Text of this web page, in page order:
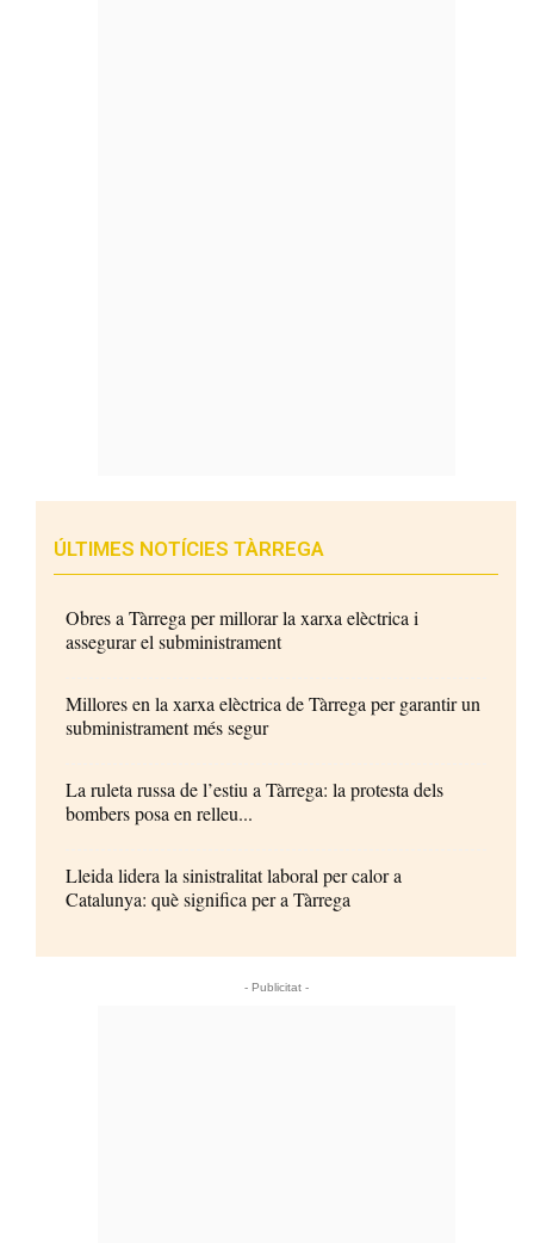
ÚLTIMES NOTÍCIES TÀRREGA
Obres a Tàrrega per millorar la xarxa elèctrica i
assegurar el subministrament
Millores en la xarxa elèctrica de Tàrrega per garantir un
subministrament més segur
La ruleta russa de l’estiu a Tàrrega: la protesta dels
bombers posa en relleu...
Lleida lidera la sinistralitat laboral per calor a
Catalunya: què significa per a Tàrrega
- Publicitat -